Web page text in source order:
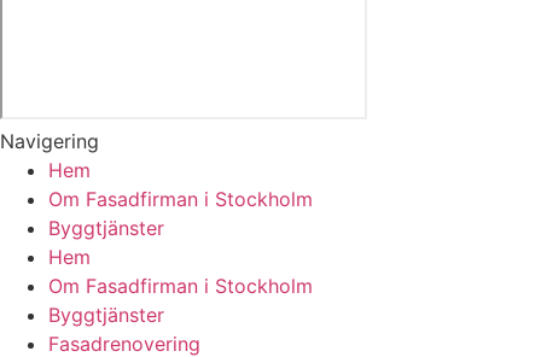
Navigering
Hem
Om Fasadfirman i Stockholm
Byggtjänster
Hem
Om Fasadfirman i Stockholm
Byggtjänster
Fasadrenovering